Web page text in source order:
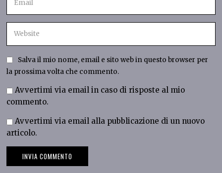
Salva il mio nome, email e sito web in questo browser per
la prossima volta che commento.
Avvertimi via email in caso di risposte al mio
commento.
Avvertimi via email alla pubblicazione di un nuovo
articolo.